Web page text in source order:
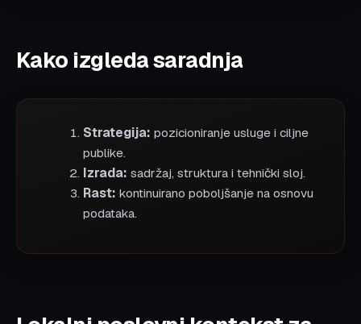
Kako izgleda saradnja
Strategija: pozicioniranje usluge i ciljne
publike.
Izrada: sadržaj, struktura i tehnički sloj.
Rast: kontinuirano poboljšanje na osnovu
podataka.